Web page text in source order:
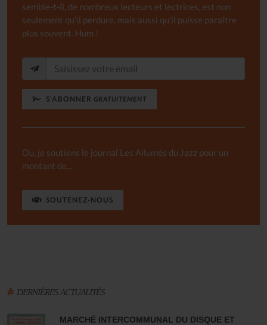
semble-t-il, de nombreux lecteurs et lectrices, est non
seulement qu'il perdure, mais aussi qu'il puisse paraître
plus souvent. Hum !
S'ABONNER GRATUITEMENT
Ou, je soutiens le journal Les Allumés du Jazz pour un
montant de...
SOUTENEZ-NOUS
DERNIÈRES ACTUALITÉS
MARCHÉ INTERCOMMUNAL DU DISQUE ET